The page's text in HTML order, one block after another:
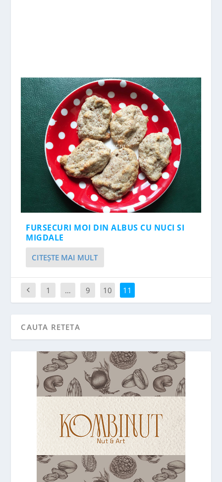
FURSECURI MOI DIN ALBUS CU NUCI SI
MIGDALE
CITEŞTE MAI MULT
1 … 9 10 11